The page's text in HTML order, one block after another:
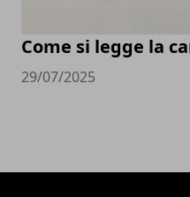
Come si legge la
29/07/2025